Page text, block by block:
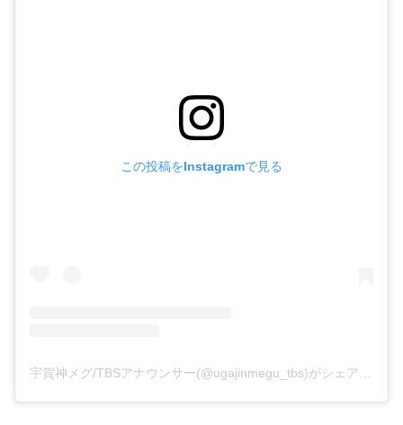
この投稿をInstagramで見る